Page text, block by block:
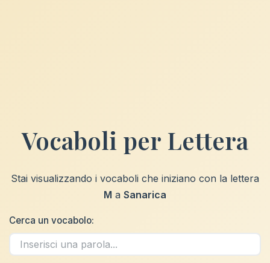
Vocaboli per Lettera
Stai visualizzando i vocaboli che iniziano con la lettera
M a Sanarica
Cerca un vocabolo: